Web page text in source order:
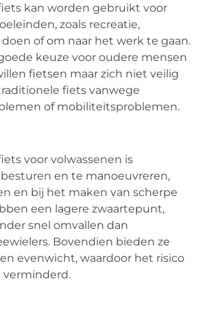
kan worden gebruikt voor
zoals recreatie,
of om naar het werk te gaan.
keuze voor oudere mensen
fietsen maar zich niet veilig
fiets vanwege
of mobiliteitsproblemen.
voor volwassenen is
en te manoeuvreren,
en bij het maken van scherpe
een lagere zwaartepunt,
snel omvallen dan
Bovendien bieden ze
evenwicht, waardoor het risico
verminderd.